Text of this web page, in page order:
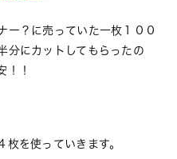
ー？に売っていた一枚１００
分にカットしてもらったの
！！
を使っていきます。